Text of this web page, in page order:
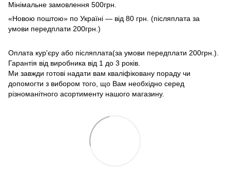
Мінімальне замовлення 500грн.
«Новою поштою» по Україні — від 80 грн. (післяплата за
умови передплати 200грн.)
Оплата кур'єру або післяплата(за умови передплати 200грн.).
Гарантія від виробника від 1 до 3 років.
Ми завжди готові надати вам кваліфіковану пораду чи
допомогти з вибором того, що Вам необхідно серед
різноманітного асортименту нашого магазину.